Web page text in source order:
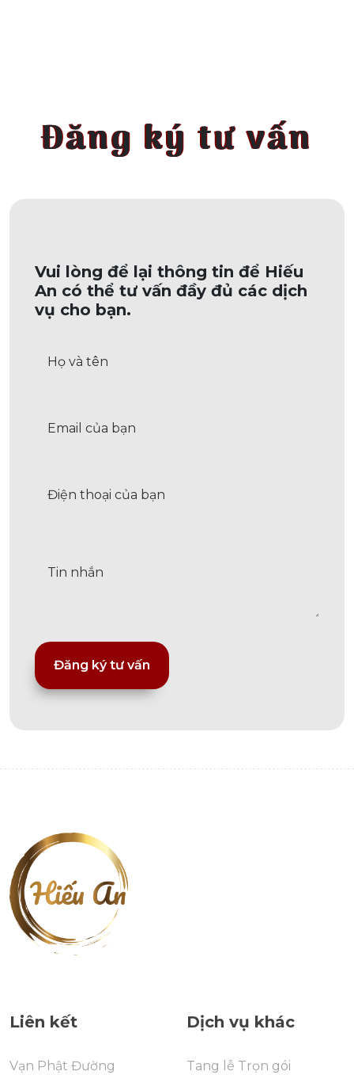
Đăng ký tư vấn
Vui lòng để lại thông tin để Hiếu
An có thể tư vấn đầy đủ các dịch
vụ cho bạn.
Liên kết
Vạn Phật Đường
Dịch vụ khác
Tang lễ Trọn gói